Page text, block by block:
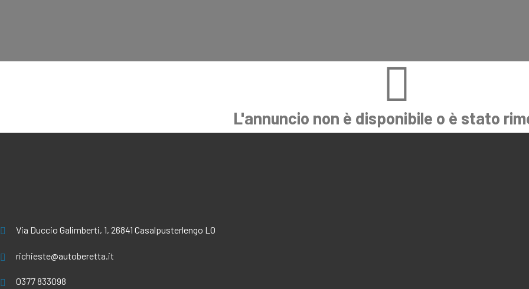
L'annuncio non è disponibile o è stato
Via Duccio Galimberti, 1, 26841 Casalpusterlengo LO
richieste@autoberetta.it
0377 833098